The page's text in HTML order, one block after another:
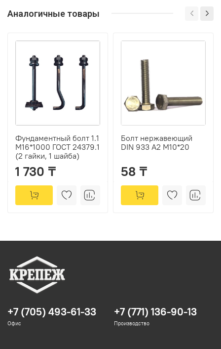
Аналогичные товары
Фундаментный болт 1.1
М16*1000 ГОСТ 24379.1
(2 гайки, 1 шайба)
1 730 ₸
Болт нержавеющий
DIN 933 А2 М10*20
58 ₸
+7 (705) 493-61-33
Офис
+7 (771) 136-90-13
Производство